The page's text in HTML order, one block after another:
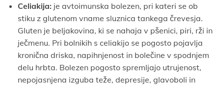
Celiakija:je avtoimunska bolezen, pri kateri se ob
stiku z glutenom vname sluznica tankega črevesja.
Gluten je beljakovina, ki se nahaja v pšenici, piri, rži in
ječmenu. Pri bolnikih s celiakijo se pogosto pojavlja
kronična driska, napihnjenost in bolečine v spodnjem
delu hrbta. Bolezen pogosto spremljajo utrujenost,
nepojasnjena izguba teže, depresije, glavoboli in